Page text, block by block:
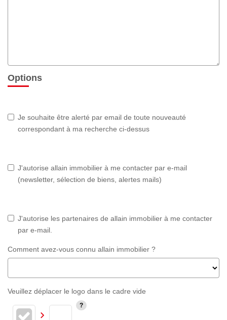
Options
Je souhaite être alerté par email de toute nouveauté
correspondant à ma recherche ci-dessus
J'autorise allain immobilier à me contacter par e-mail
(newsletter, sélection de biens, alertes mails)
J'autorise les partenaires de allain immobilier à me contacter
par e-mail.
Comment avez-vous connu allain immobilier ?
Veuillez déplacer le logo dans le cadre vide